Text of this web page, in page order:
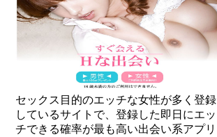
セックス目的のエッチな女性が多く登録
しているサイトで、登録した即日にエッ
チできる確率が最も高い出会い系アプリ